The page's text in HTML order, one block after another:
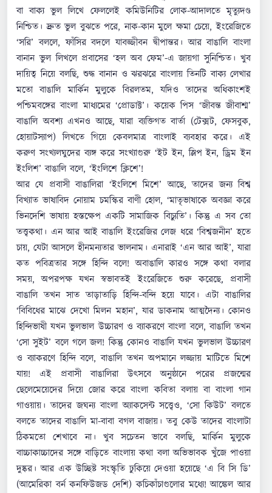
বা বাক্য ভুল লিখে ফেললেই কমিউনিটির লোক-আদালতে মৃত্যুদণ্ড
নিশ্চিত। দ্রুত ভুল বুঝতে পরে, নাক-কান মুলে ক্ষমা চেয়ে, ইংরেজিতে
‘সরি’ বললে, ফাঁসির বদলে যাবজ্জীবন দ্বীপান্তর। আর বাঙালি বাংলা
বানান ভুল লিখলে প্রবাসের ‘হল অব ফেম’-এ জায়গা সুনিশ্চিত। খুব
দায়িত্ব নিয়ে বলছি, শুদ্ধ বানান ও ঝরঝরে বাংলায় তিনটি বাক্য লেখার
মতো বাঙালি মার্কিন মুলুকে বিরলতম, যদিও তাদের অধিকাংশই
পশ্চিমবঙ্গের বাংলা মাধ্যমের ‘প্রোডাক্ট’। কয়েক পিস ‘জীবন্ত জীবাশ্ম’
বাঙালি অবশ্য এখনও আছে, যারা ব্যক্তিগত বার্তা (টেক্সট, ফেসবুক,
হোয়াটস্যাপ) লিখতে গিয়ে কেবলমাত্র বাংলাই ব্যবহার করে। এই
করুণ সংখ্যলঘুদের ব্যঙ্গ করে সংখ্যাগুরু ‘ইট ইন, স্লিপ ইন, ড্রিম ইন
ইংলিশ’ বাঙালি বলে, ‘ইংলিশে ক্লিশে’!
আর যে প্রবাসী বাঙালিরা ‘ইংলিশে মিশে’ আছে, তাদের জন্য বিশ্ব
বিখ্যাত ভাষাবিদ নোয়াম চমস্কির বাণী হোল, ‘মাতৃভাষাকে অবজ্ঞা করে
ভিনদেশি ভাষায় হস্তক্ষেপ একটি সামাজিক বিচ্যুতি’। কিন্তু এ সব তো
তত্ত্বকথা। এন আর আই বাঙালি ইংরেজির লেজ ধরে ‘বিশ্বজনীন’ হতে
চায়, যেটা আসলে হীনমন্যতার ভালনাম। এনারাই ‘এন আর আই’, যারা
কত পবিত্রতার সঙ্গে হিন্দি বলে! অবাঙালি কারও সঙ্গে কথা বলার
সময়, অপরপক্ষ যখন স্বভাবতই ইংরেজিতে শুরু করেছে, প্রবাসী
বাঙালি তখন সাত তাড়াতাড়ি হিন্দি-বন্দি হয়ে যাবে। এটা বাঙালির
‘বিবিধের মাঝে দেখো মিলন মহান’, যার ডাকনাম আত্মদৈন্য। কোনও
হিন্দিভাষী যখন ভুলভাল উচ্চারণ ও ব্যাকরণে বাংলা বলে, বাঙালি তখন
‘সো সুইট’ বলে গলে জল! কিন্তু কোনও বাঙালি যখন ভুলভাল উচ্চারণ
ও ব্যাকরণে হিন্দি বলে, বাঙালি তখন অপমানে লজ্জায় মাটিতে মিশে
যায়! এই প্রবাসী বাঙালিরা উৎসবে অনুষ্ঠানে পরের প্রজন্মের
ছেলেমেয়েদের দিয়ে জোর করে বাংলা কবিতা বলায় বা বাংলা গান
গাওয়ায়। তাদের জঘন্য বাংলা অ্যাকসেন্ট সত্ত্বেও, ‘সো কিউট’ বলতে
বলতে তাদের বাঙালি মা-বাবা বগল বাজায়। তবু কেউ তাদের বাংলাটা
ঠিকমতো শেখাবে না। খুব সচেতন ভাবে বলছি, মার্কিন মুলুকে
বাচ্চাকাচ্চাদের সঙ্গে বাড়িতে বাংলায় কথা বলা অভিভাবক খুঁজে পাওয়া
দুষ্কর। আর এক উচ্ছিষ্ট সংস্কৃতি ঢুকিয়ে দেওয়া হয়েছে ‘এ বি সি ডি’
(আমেরিকা বর্ন কনফিউজড দেশি) কচিকাঁচাগুলোর মধ্যে! আঙ্কেল আর